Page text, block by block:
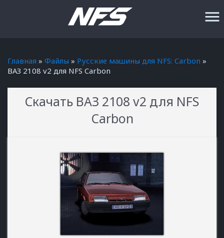
menu
Главная » Файлы » Русские машины для NFS: Carbon »
ВАЗ 2108 v2 для NFS Carbon
Скачать ВАЗ 2108 v2 для NFS
Carbon